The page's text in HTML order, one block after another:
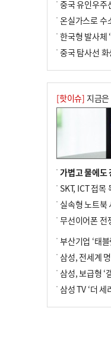
온실가스로 수
한국형 발사체
[핫이슈] 지금
SKT, ICT 접목
실속형 노트북
무선이어폰 전
부산기업 ‘태
삼성, 전세계
삼성, 보급형 ‘
삼성 TV ‘더 세